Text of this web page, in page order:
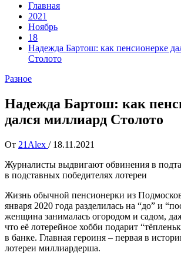
Главная
2021
Ноябрь
18
Надежда Бартош: как пенсионерке
Столото
Разное
Надежда Бартош: как
дался миллиард Столото
От 21Alex / 18.11.2021
Журналисты выдвигают обвинения в
в подставных победителях лотереи
Жизнь обычной пенсионерки из
января 2020 года разделилась на “до” и
женщина занималась огородом и садом,
что её лотерейное хобби подарит
в банке. Главная героиня – первая в
лотереи миллиардерша.